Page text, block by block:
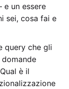
e un essere
sei, cosa fai e
query che gli
è il